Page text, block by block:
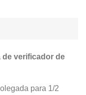
de verificador de
para 1/2